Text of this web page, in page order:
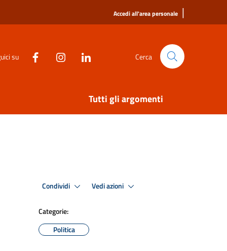
Accedi all'area personale |
su Cerca
Tutti gli argomenti
Condividi Vedi azioni
Categorie:
Politica